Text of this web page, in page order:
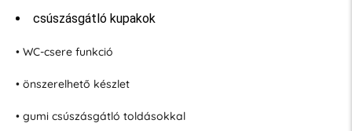
csúszásgátló kupakok
• WC-csere funkció
• önszerelhető készlet
• gumi csúszásgátló toldásokkal